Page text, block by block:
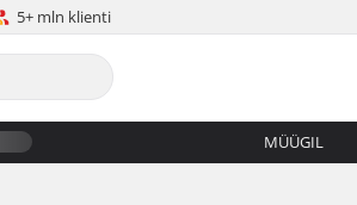
5+ mln klienti
MÜÜGIL